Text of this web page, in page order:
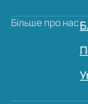
Більше про нас